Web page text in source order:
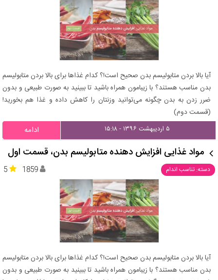
آیا بالا بردن متابولیسم بدن صحیح است!؟ کدام غذاها برای بالا بردن متابولیسم
بدن مناسب هستند؟ با زیبامون همراه باشید تا ببینید به صورت طبیعی و بدون
ضرر زدن به بدن چگونه می‌توانید وزنتان را کاهش داده و غذا هم بخورید!
(قسمت دوم)
۵ اردیبهشت ۱۳۹۶ - ۱۵:۱۸ ادامه
مواد غذایی افزایش دهنده متابولیسم بدن، قسمت اول
دسته: تناسب اندام 5 1859
آیا بالا بردن متابولیسم بدن صحیح است!؟ کدام غذاها برای بالا بردن متابولیسم
بدن مناسب هستند؟ با زیبامون همراه باشید تا ببینید به صورت طبیعی و بدون